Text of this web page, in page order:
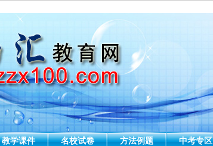
教学课件 名校试卷 方法例题 中考专区